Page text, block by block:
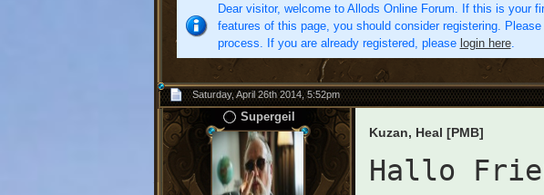
Dear visitor, welcome to Allods Online Forum. If this is your
features of this page, you should consider registering.
process. If you are already registered, please login here.
Saturday, April 26th 2014, 5:52pm
Supergeil
Kuzan, Heal [PMB]
Hallo